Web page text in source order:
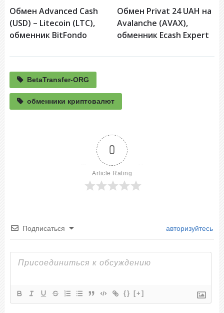
Обмен Advanced Cash
(USD) – Litecoin (LTC),
обменник BitFondo
Обмен Privat 24 UAH на
Avalanche (AVAX),
обменник Ecash Expert
BetaTransfer-ORG
обменники криптовалют
0
Article Rating
Подписаться авторизуйтесь
{} [+]